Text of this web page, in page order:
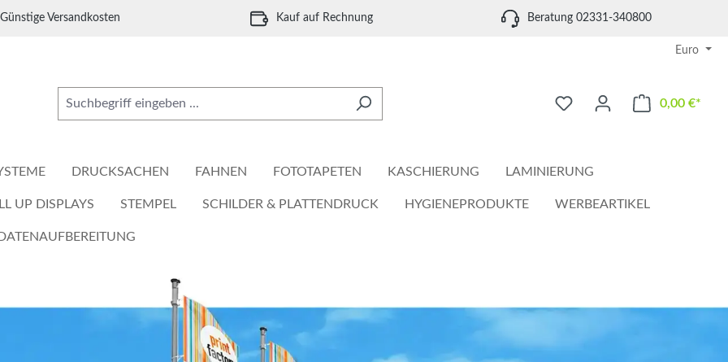
Günstige Versandkosten Kauf auf Rechnung Beratung 02331-340800
Euro
0,00 €*
DRUCKSACHEN FAHNEN FOTOTAPETEN KASCHIERUNG LAMINIERUNG
UP DISPLAYS STEMPEL SCHILDER & PLATTENDRUCK HYGIENEPRODUKTE WERBEARTIKEL
DATENAUFBEREITUNG